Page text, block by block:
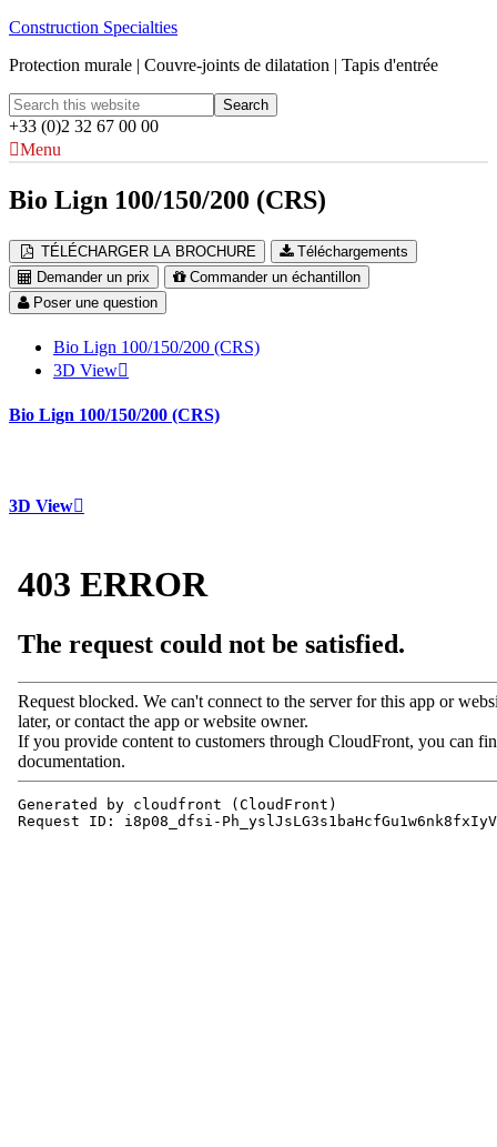
Construction Specialties
Protection murale | Couvre-joints de dilatation | Tapis d'entrée
+33 (0)2 32 67 00 00
Menu
Bio Lign 100/150/200 (CRS)
TÉLÉCHARGER LA BROCHURE
Téléchargements
Demander un prix
Commander un échantillon
Poser une question
Bio Lign 100/150/200 (CRS)
3D View
Bio Lign 100/150/200 (CRS)
3D View